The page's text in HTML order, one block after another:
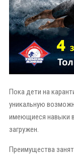
Пока дети на
уникальную
имеющиеся навыки
загружен.
Преимущества